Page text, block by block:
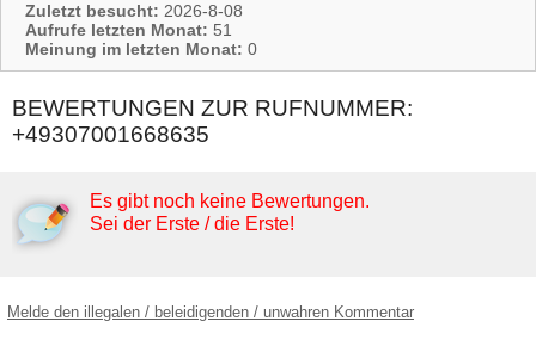
Zuletzt besucht: 2026-8-08
Aufrufe letzten Monat: 51
Meinung im letzten Monat: 0
BEWERTUNGEN ZUR RUFNUMMER:
+49307001668635
Es gibt noch keine Bewertungen.
Sei der Erste / die Erste!
Melde den illegalen / beleidigenden / unwahren Kommentar